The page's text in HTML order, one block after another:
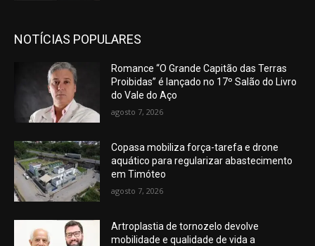
NOTÍCIAS POPULARES
Romance “O Grande Capitão das Terras
Proibidas” é lançado no 17º Salão do Livro
do Vale do Aço
agosto 7, 2026
Copasa mobiliza força-tarefa e drone
aquático para regularizar abastecimento
em Timóteo
agosto 7, 2026
Artroplastia de tornozelo devolve
mobilidade e qualidade de vida a